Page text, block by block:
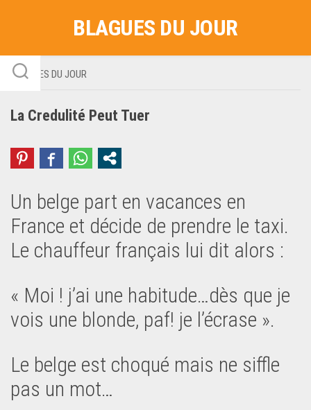
BLAGUES DU JOUR
BLAGUES DU JOUR
La Credulité Peut Tuer
Un belge part en vacances en
France et décide de prendre le taxi.
Le chauffeur français lui dit alors :
« Moi ! j’ai une habitude…dès que je
vois une blonde, paf! je l’écrase ».
Le belge est choqué mais ne siffle
pas un mot…